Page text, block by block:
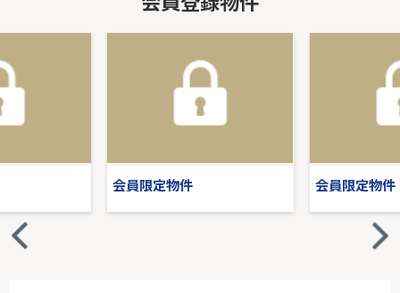
会員限定物件 会員限定物件